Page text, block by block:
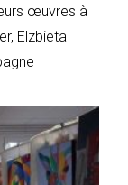
œuvres à
Elzbieta